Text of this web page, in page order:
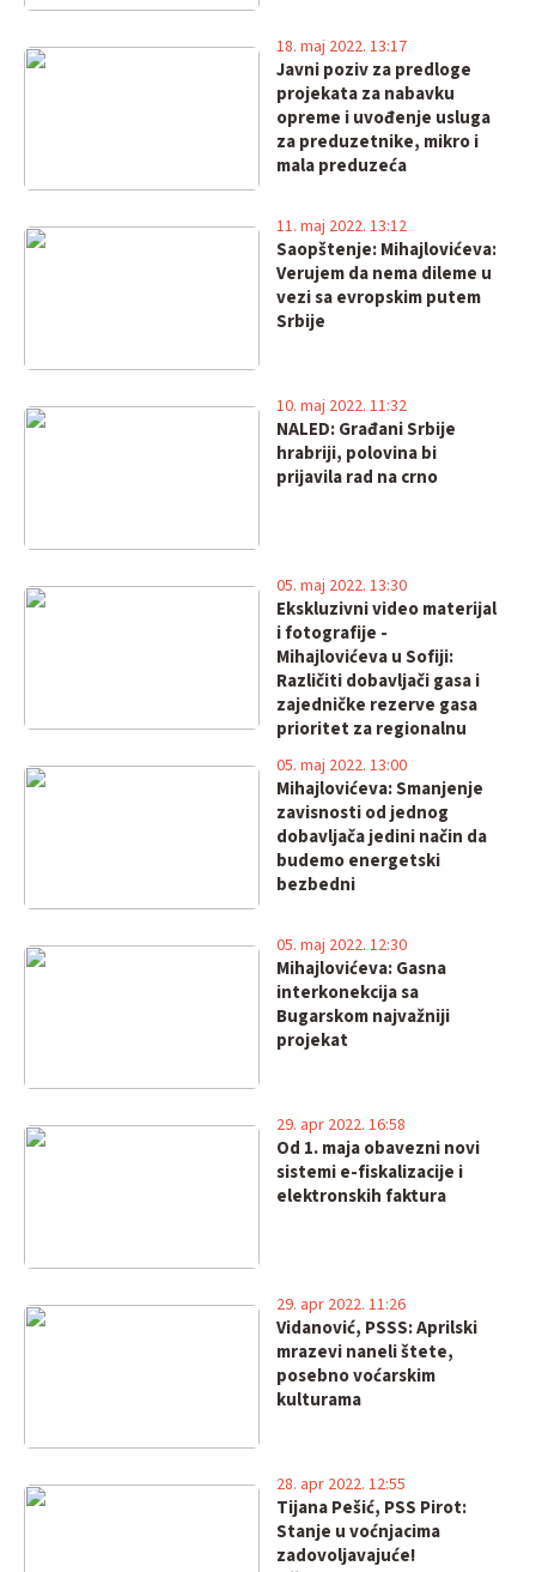
Javni poziv za predloge
projekata za nabavku
opreme i uvođenje usluga
za preduzetnike, mikro i
mala preduzeća
18. maj 2022. 13:17
Saopštenje: Mihajlovićeva:
Verujem da nema dileme u
vezi sa evropskim putem
Srbije
11. maj 2022. 13:12
NALED: Građani Srbije
hrabriji, polovina bi
prijavila rad na crno
10. maj 2022. 11:32
Ekskluzivni video materijal
i fotografije -
Mihajlovićeva u Sofiji:
Različiti dobavljači gasa i
zajedničke rezerve gasa
prioritet za regionalnu
bezbednost
05. maj 2022. 13:30
Mihajlovićeva: Smanjenje
zavisnosti od jednog
dobavljača jedini način da
budemo energetski
bezbedni
05. maj 2022. 13:00
Mihajlovićeva: Gasna
interkonekcija sa
Bugarskom najvažniji
projekat
05. maj 2022. 12:30
Od 1. maja obavezni novi
sistemi e-fiskalizacije i
elektronskih faktura
29. apr 2022. 16:58
Vidanović, PSSS: Aprilski
mrazevi naneli štete,
posebno voćarskim
kulturama
29. apr 2022. 11:26
Tijana Pešić, PSS Pirot:
Stanje u voćnjacima
zadovoljavajuće!
28. apr 2022. 12:55